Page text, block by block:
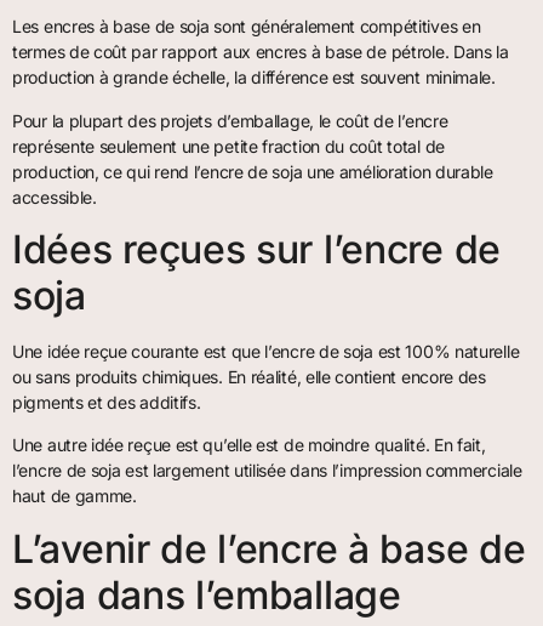
Les encres à base de soja sont généralement compétitives en
termes de coût par rapport aux encres à base de pétrole. Dans la
production à grande échelle, la différence est souvent minimale.
Pour la plupart des projets d’emballage, le coût de l’encre
représente seulement une petite fraction du coût total de
production, ce qui rend l’encre de soja une amélioration durable
accessible.
Idées reçues sur l’encre de
soja
Une idée reçue courante est que l’encre de soja est 100% naturelle
ou sans produits chimiques. En réalité, elle contient encore des
pigments et des additifs.
Une autre idée reçue est qu’elle est de moindre qualité. En fait,
l’encre de soja est largement utilisée dans l’impression commerciale
haut de gamme.
L’avenir de l’encre à base de
soja dans l’emballage